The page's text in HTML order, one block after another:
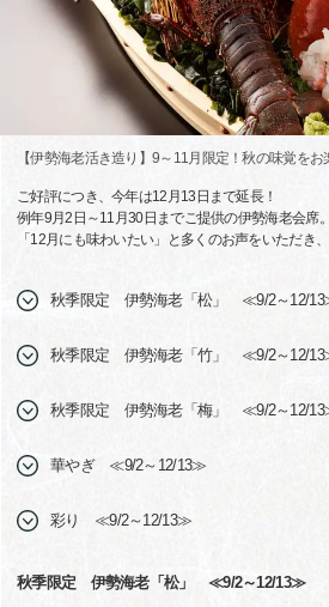
【伊勢海老活き造り】9～11月限定！秋の味覚を
ご好評につき、今年は12月13日まで延長！
例年9月2日～11月30日までご提供の伊勢海老会席。
「12月にも味わいたい」と多くのお声をいただき
秋季限定 伊勢海老「松」 ≪9/2～12/
秋季限定 伊勢海老「竹」 ≪9/2～12/
秋季限定 伊勢海老「梅」 ≪9/2～12/
華やぎ ≪9/2～12/13≫
彩り ≪9/2～12/13≫
秋季限定 伊勢海老「松」 ≪9/2～12/13≫